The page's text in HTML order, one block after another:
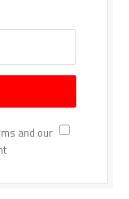
By signing up, you agree to the our terms and our